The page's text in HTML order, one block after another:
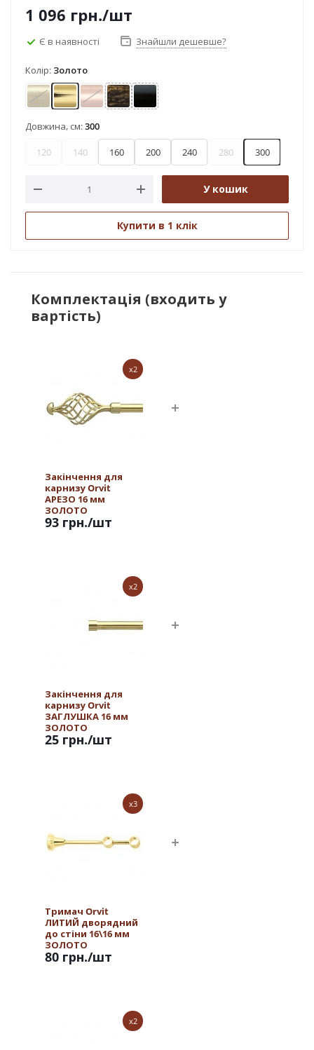
1 096 грн./шт
Є в наявності Знайшли дешевше?
Колір: Золото
АнтикЗолотоМідь Чорне золотоЧорний оксамит
Довжина, см:300
120 140 160 200 240 280 300
У кошик
Купити в 1 клік
Комплектація (входить у
вартість)
x2
Закінчення для
карнизу Orvit
АРЕЗО 16 мм
ЗОЛОТО
93 грн./шт
x2
Закінчення для
карнизу Orvit
ЗАГЛУШКА 16 мм
ЗОЛОТО
25 грн./шт
x3
Тримач Orvit
ЛИТИЙ дворядний
до стіни 16\16 мм
ЗОЛОТО
80 грн./шт
x2